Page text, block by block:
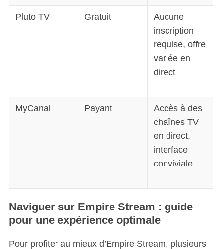
Pluto TV Gratuit
Aucune
inscription
requise, offre
variée en
direct
MyCanal Payant
Accès à des
chaînes TV
en direct,
interface
conviviale
Naviguer sur Empire Stream : guide
pour une expérience optimale
Pour profiter au mieux d’Empire Stream, plusieurs